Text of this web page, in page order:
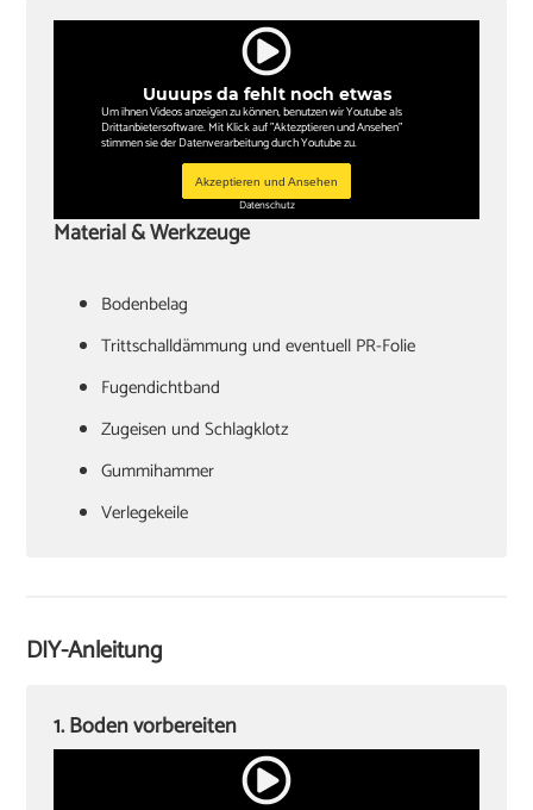
Uuuups da fehlt noch etwas
Um ihnen Videos anzeigen zu können, benutzen wir Youtube als
Drittanbietersoftware. Mit Klick auf "Aktezptieren und Ansehen"
stimmen sie der Datenverarbeitung durch Youtube zu.
Akzeptieren und Ansehen
Datenschutz
Material & Werkzeuge
Bodenbelag
Trittschalldämmung und eventuell PR-Folie
Fugendichtband
Zugeisen und Schlagklotz
Gummihammer
Verlegekeile
Akkuschrauber
Stichsäge und Kappsäge
DIY-Anleitung
1. Boden vorbereiten